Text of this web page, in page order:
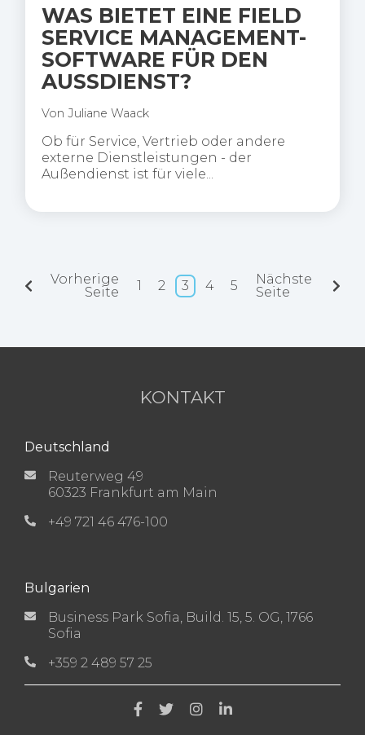
WAS BIETET EINE FIELD
SERVICE MANAGEMENT-
SOFTWARE FÜR DEN
AUSSDIENST?
Von Juliane Waack
Ob für Service, Vertrieb oder andere
externe Dienstleistungen - der
Außendienst ist für viele...
Vorherige
Seite
1 2 3 4 5
Nächste
Seite
KONTAKT
Deutschland
Reuterweg 49
60323 Frankfurt am Main
+49 721 46 476-100
Bulgarien
Business Park Sofia, Build. 15, 5. OG, 1766
Sofia
+359 2 489 57 25